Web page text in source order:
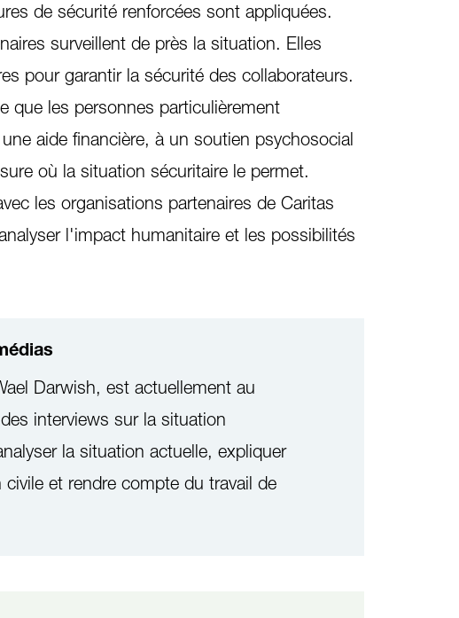
de sécurité renforcées sont appliquées.
surveillent de près la situation. Elles
pour garantir la sécurité des collaborateurs.
que les personnes particulièrement
aide financière, à un soutien psychosocial
où la situation sécuritaire le permet.
les organisations partenaires de Caritas
l'impact humanitaire et les possibilités
Darwish, est actuellement au
interviews sur la situation
la situation actuelle, expliquer
et rendre compte du travail de